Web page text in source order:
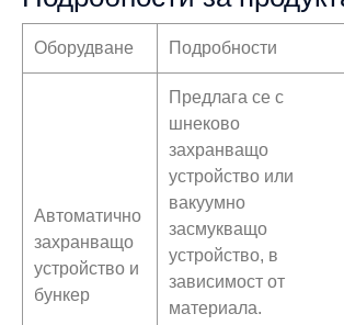
Оборудване Подробности
Автоматично
захранващо
устройство и
бункер
Предлага се с
шнеково
захранващо
устройство или
вакуумно
засмукващо
устройство, в
зависимост от
материала.